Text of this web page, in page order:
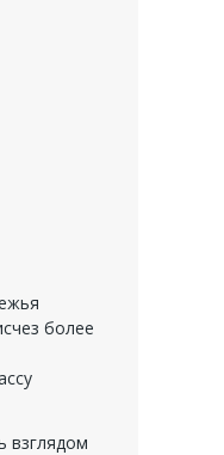
более
взглядом